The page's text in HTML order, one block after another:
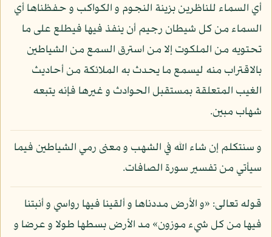
أي السماء للناظرين بزينة النجوم و الكواكب و حفظناها أي
السماء من كل شيطان رجيم أن ينفذ فيها فيطلع على ما
تحتويه من الملكوت إلا من استرق السمع من الشياطين
بالاقتراب منه ليسمع ما يحدث به الملائكة من أحاديث
الغيب المتعلقة بمستقبل الحوادث و غيرها فإنه يتبعه
شهاب مبين.
و سنتكلم إن شاء الله في الشهب و معنى رمي الشياطين فيما
سيأتي من تفسير سورة الصافات.
قوله تعالى: «و الأرض مددناها و ألقينا فيها رواسي و أنبتنا
فيها من كل شيء موزون» مد الأرض بسطها طولا و عرضا و